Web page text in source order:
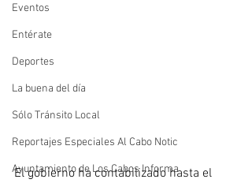
Eventos
Entérate
Deportes
La buena del día
Sólo Tránsito Local
Reportajes Especiales Al Cabo Notic
Ayuntamiento de Los Cabos Informa
El gobierno ha contabilizado hasta el